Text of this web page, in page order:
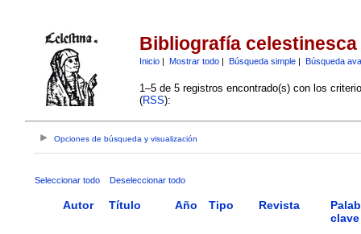
Bibliografía celestinesca
Inicio| Mostrar todo| Búsqueda simple| Búsqueda
1–5 de 5 registros encontrado(s) con los
(RSS):
Opciones de búsqueda y visualización
Seleccionar todo Deseleccionar todo
Autor Título Año Tipo Revista
clave